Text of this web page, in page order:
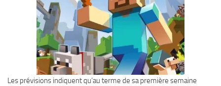
Les prévisions indiquent qu’au terme de sa première semaine